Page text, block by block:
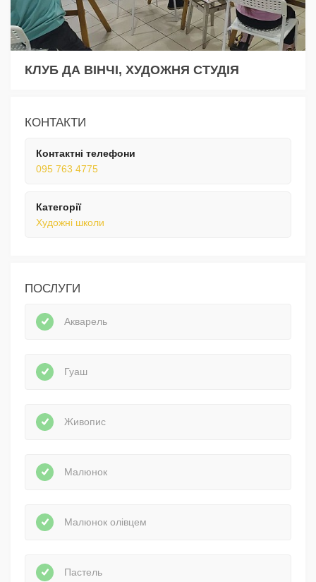
КЛУБ ДА ВІНЧІ, ХУДОЖНЯ СТУДІЯ
КОНТАКТИ
Контактні телефони
095 763 4775
Категорії
Художні школи
ПОСЛУГИ
Акварель
Гуаш
Живопис
Малюнок
Малюнок олівцем
Пастель